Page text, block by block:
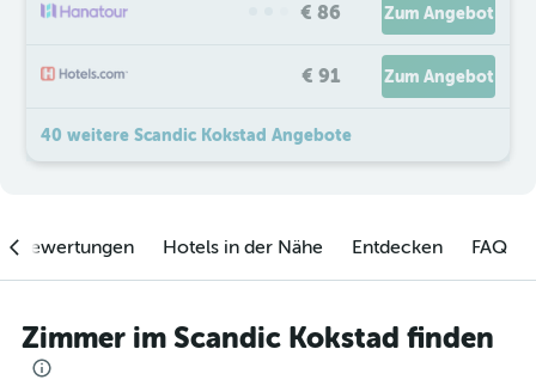
€ 86 Zum Angebot
€ 91 Zum Angebot
40 weitere Scandic Kokstad Angebote
Hotels in der Nähe Entdecken FAQ
Zimmer im Scandic Kokstad finden